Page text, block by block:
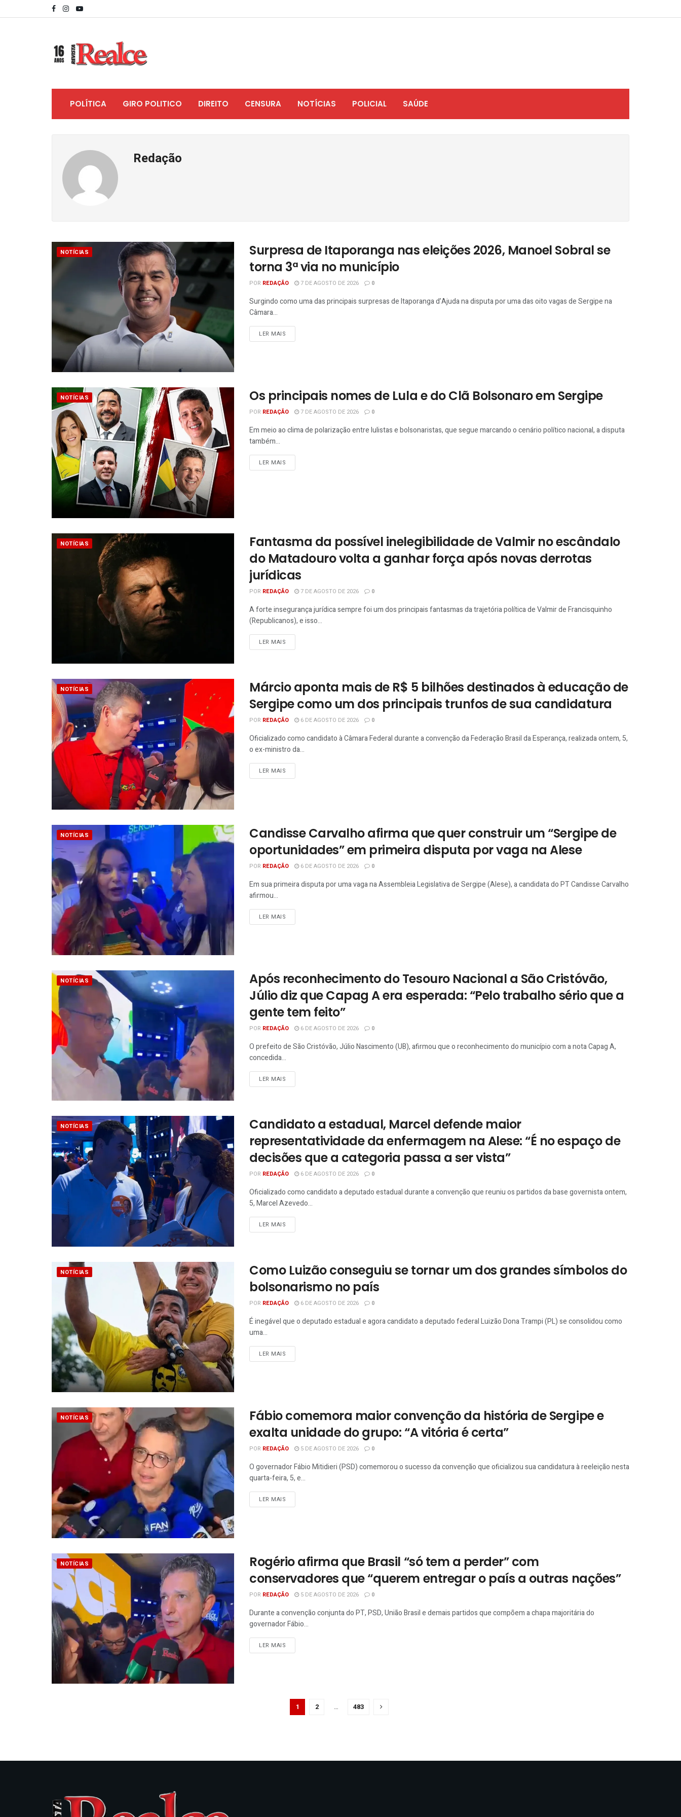
POLÍTICA GIRO POLITICO DIREITO CENSURA NOTÍCIAS POLICIAL SAÚDE
Redação
NOTÍCIAS
Surpresa de Itaporanga nas eleições 2026, Manoel Sobral se
torna 3ª via no município
POR REDAÇÃO 7 DE AGOSTO DE 2026 0
Surgindo como uma das principais surpresas de Itaporanga d’Ajuda na disputa por uma das oito vagas de Sergipe na
Câmara...
LER MAIS
NOTÍCIAS Os principais nomes de Lula e do Clã Bolsonaro em Sergipe
POR REDAÇÃO 7 DE AGOSTO DE 2026 0
Em meio ao clima de polarização entre lulistas e bolsonaristas, que segue marcando o cenário político nacional, a disputa
também...
LER MAIS
NOTÍCIAS
Fantasma da possível inelegibilidade de Valmir no escândalo
do Matadouro volta a ganhar força após novas derrotas
jurídicas
POR REDAÇÃO 7 DE AGOSTO DE 2026 0
A forte insegurança jurídica sempre foi um dos principais fantasmas da trajetória política de Valmir de Francisquinho
(Republicanos), e isso...
LER MAIS
NOTÍCIAS
Márcio aponta mais de R$ 5 bilhões destinados à educação de
Sergipe como um dos principais trunfos de sua candidatura
POR REDAÇÃO 6 DE AGOSTO DE 2026 0
Oficializado como candidato à Câmara Federal durante a convenção da Federação Brasil da Esperança, realizada ontem, 5,
o ex-ministro da...
LER MAIS
NOTÍCIAS
Candisse Carvalho afirma que quer construir um “Sergipe de
oportunidades” em primeira disputa por vaga na Alese
POR REDAÇÃO 6 DE AGOSTO DE 2026 0
Em sua primeira disputa por uma vaga na Assembleia Legislativa de Sergipe (Alese), a candidata do PT Candisse Carvalho
afirmou...
LER MAIS
NOTÍCIAS
Após reconhecimento do Tesouro Nacional a São Cristóvão,
Júlio diz que Capag A era esperada: “Pelo trabalho sério que a
gente tem feito”
POR REDAÇÃO 6 DE AGOSTO DE 2026 0
O prefeito de São Cristóvão, Júlio Nascimento (UB), afirmou que o reconhecimento do município com a nota Capag A,
concedida...
LER MAIS
NOTÍCIAS
Candidato a estadual, Marcel defende maior
representatividade da enfermagem na Alese: “É no espaço de
decisões que a categoria passa a ser vista”
POR REDAÇÃO 6 DE AGOSTO DE 2026 0
Oficializado como candidato a deputado estadual durante a convenção que reuniu os partidos da base governista ontem,
5, Marcel Azevedo...
LER MAIS
NOTÍCIAS
Como Luizão conseguiu se tornar um dos grandes símbolos do
bolsonarismo no país
POR REDAÇÃO 6 DE AGOSTO DE 2026 0
É inegável que o deputado estadual e agora candidato a deputado federal Luizão Dona Trampi (PL) se consolidou como
uma...
LER MAIS
NOTÍCIAS
Fábio comemora maior convenção da história de Sergipe e
exalta unidade do grupo: “A vitória é certa”
POR REDAÇÃO 5 DE AGOSTO DE 2026 0
O governador Fábio Mitidieri (PSD) comemorou o sucesso da convenção que oficializou sua candidatura à reeleição nesta
quarta-feira, 5, e...
LER MAIS
NOTÍCIAS
Rogério afirma que Brasil “só tem a perder” com
conservadores que “querem entregar o país a outras nações”
POR REDAÇÃO 5 DE AGOSTO DE 2026 0
Durante a convenção conjunta do PT, PSD, União Brasil e demais partidos que compõem a chapa majoritária do
governador Fábio...
LER MAIS
1 2 … 483